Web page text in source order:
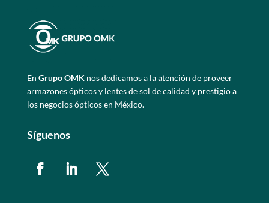
En Grupo OMKnos dedicamos a la atención de proveer
armazones ópticos y lentes de sol de calidad y prestigio a
los negocios ópticos en México.
Síguenos